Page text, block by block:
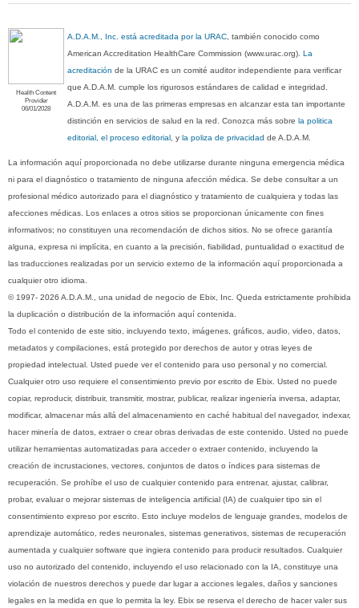
Health Content
Provider
06/01/2028
A.D.A.M., Inc. está acreditada por la URAC , también conocido como
American Accreditation HealthCare Commission (www.urac.org).La
acreditación de la URAC es un comité auditor independiente para verificar
que A.D.A.M. cumple los rigurosos estándares de calidad e integridad.
A.D.A.M. es una de las primeras empresas en alcanzar esta tan importante
distinción en servicios de salud en la red. Conozca más sobrela politica
editorial, el proceso editorial , yla poliza de privacidad de A.D.A.M.
La información aquí proporcionada no debe utilizarse durante ninguna emergencia médica
ni para el diagnóstico o tratamiento de ninguna afección médica. Se debe consultar a un
profesional médico autorizado para el diagnóstico y tratamiento de cualquiera y todas las
afecciones médicas. Los enlaces a otros sitios se proporcionan únicamente con fines
informativos; no constituyen una recomendación de dichos sitios. No se ofrece garantía
alguna, expresa ni implícita, en cuanto a la precisión, fiabilidad, puntualidad o exactitud de
las traducciones realizadas por un servicio externo de la información aquí proporcionada a
cualquier otro idioma.
© 1997- 2026 A.D.A.M., una unidad de negocio de Ebix, Inc. Queda estrictamente prohibida
la duplicación o distribución de la información aquí contenida.
Todo el contenido de este sitio, incluyendo texto, imágenes, gráficos, audio, video, datos,
metadatos y compilaciones, está protegido por derechos de autor y otras leyes de
propiedad intelectual. Usted puede ver el contenido para uso personal y no comercial.
Cualquier otro uso requiere el consentimiento previo por escrito de Ebix. Usted no puede
copiar, reproducir, distribuir, transmitir, mostrar, publicar, realizar ingeniería inversa, adaptar,
modificar, almacenar más allá del almacenamiento en caché habitual del navegador, indexar,
hacer minería de datos, extraer o crear obras derivadas de este contenido. Usted no puede
utilizar herramientas automatizadas para acceder o extraer contenido, incluyendo la
creación de incrustaciones, vectores, conjuntos de datos o índices para sistemas de
recuperación. Se prohíbe el uso de cualquier contenido para entrenar, ajustar, calibrar,
probar, evaluar o mejorar sistemas de inteligencia artificial (IA) de cualquier tipo sin el
consentimiento expreso por escrito. Esto incluye modelos de lenguaje grandes, modelos de
aprendizaje automático, redes neuronales, sistemas generativos, sistemas de recuperación
aumentada y cualquier software que ingiera contenido para producir resultados. Cualquier
uso no autorizado del contenido, incluyendo el uso relacionado con la IA, constituye una
violación de nuestros derechos y puede dar lugar a acciones legales, daños y sanciones
legales en la medida en que lo permita la ley. Ebix se reserva el derecho de hacer valer sus